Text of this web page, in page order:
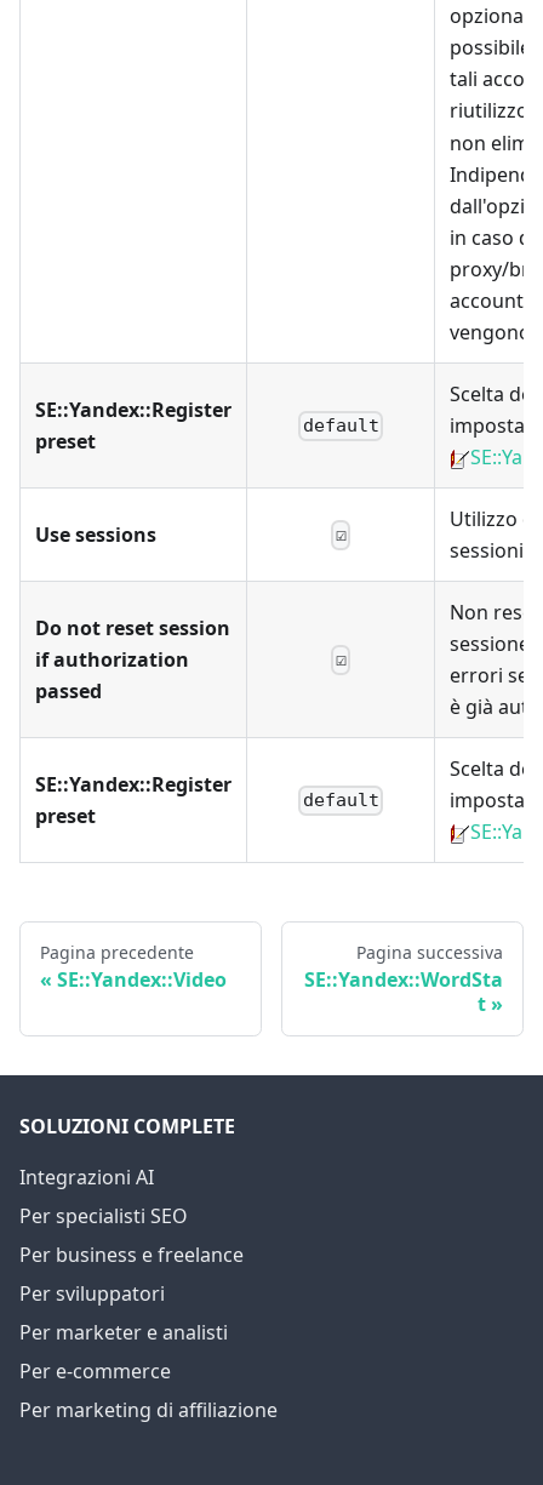
possibile
tali
riutilizzo.
non
in caso
proxy/
account
vengono
SE::Yandex::Register
preset
default
Scelta
Use sessions ☑
Utilizzo
sessioni
Do not reset session
if authorization
passed
☑
Non
sessione
errori se
è già
SE::Yandex::Register
preset
default
Scelta
Pagina precedente
SE::Yandex::Video
Pagina successiva
SE::Yandex::WordSta
t
SOLUZIONI COMPLETE
Integrazioni AI
Per specialisti SEO
Per business e freelance
Per sviluppatori
Per marketer e analisti
Per e-commerce
Per marketing di affiliazione